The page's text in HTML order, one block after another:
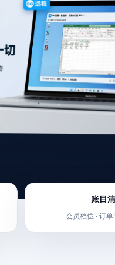
账目
会员档位 · 订